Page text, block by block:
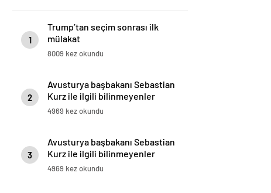
1
Trump’tan seçim sonrası ilk
mülakat
8009 kez okundu
2
Avusturya başbakanı Sebastian
Kurz ile ilgili bilinmeyenler
4969 kez okundu
3
Avusturya başbakanı Sebastian
Kurz ile ilgili bilinmeyenler
4969 kez okundu